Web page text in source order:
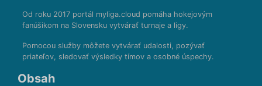
Od roku 2017 portál myliga.cloud pomáha hokejovým
fanúšikom na Slovensku vytvárať turnaje a ligy.
Pomocou služby môžete vytvárať udalosti, pozývať
priateľov, sledovať výsledky tímov a osobné úspechy.
Obsah